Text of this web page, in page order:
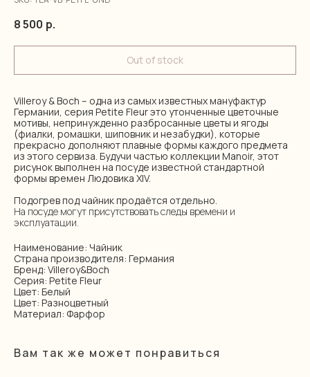
8 500 р.
Out of stock
Villeroy & Boch – одна из самых известных мануфактур
Германии, серия Petite Fleur это утонченные цветочные
мотивы, непринужденно разбросанные цветы и ягоды
(фиалки, ромашки, шиповник и незабудки), которые
прекрасно дополняют плавные формы каждого предмета
из этого сервиза. Будучи частью коллекции Manoir, этот
рисунок выполнен на посуде известной стандартной
формы времен Людовика XIV.
Подогрев под чайник продаётся отдельно.
На посуде могут присутствовать следы времени и
эксплуатации.
Наименование: Чайник
Страна производителя: Германия
Бренд: Villeroy&Boch
Серия: Petite Fleur
Цвет: Белый
Цвет: Разноцветный
Материал: Фарфор
Вам так же может понравиться